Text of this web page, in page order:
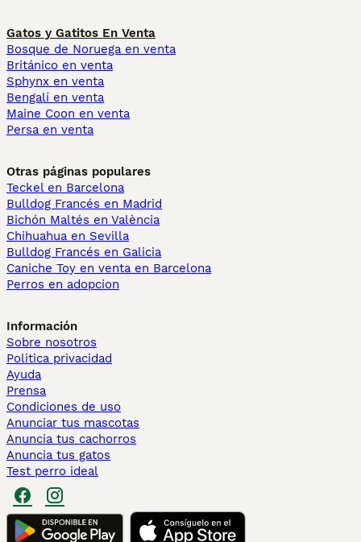
Gatos y Gatitos En Venta
Bosque de Noruega en venta
Británico en venta
Sphynx en venta
Bengalí en venta
Maine Coon en venta
Persa en venta
Otras páginas populares
Teckel en Barcelona
Bulldog Francés en Madrid
Bichón Maltés en València
Chihuahua en Sevilla
Bulldog Francés en Galicia
Caniche Toy en venta en Barcelona
Perros en adopcion
Información
Sobre nosotros
Politica privacidad
Ayuda
Prensa
Condiciones de uso
Anunciar tus mascotas
Anuncia tus cachorros
Anuncia tus gatos
Test perro ideal